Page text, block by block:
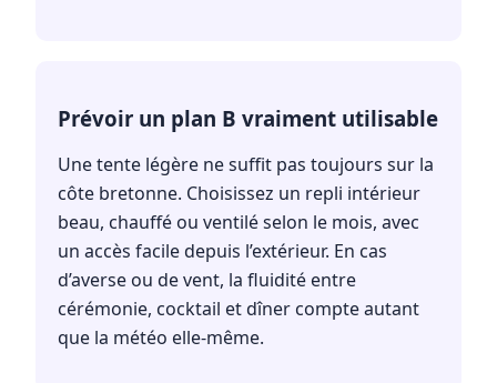
Prévoir un plan B vraiment utilisable
Une tente légère ne suffit pas toujours sur la
côte bretonne. Choisissez un repli intérieur
beau, chauffé ou ventilé selon le mois, avec
un accès facile depuis l’extérieur. En cas
d’averse ou de vent, la fluidité entre
cérémonie, cocktail et dîner compte autant
que la météo elle-même.